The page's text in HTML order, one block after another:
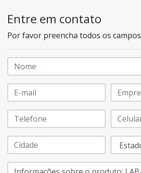
Entre em contato
Por favor preencha todos os campos